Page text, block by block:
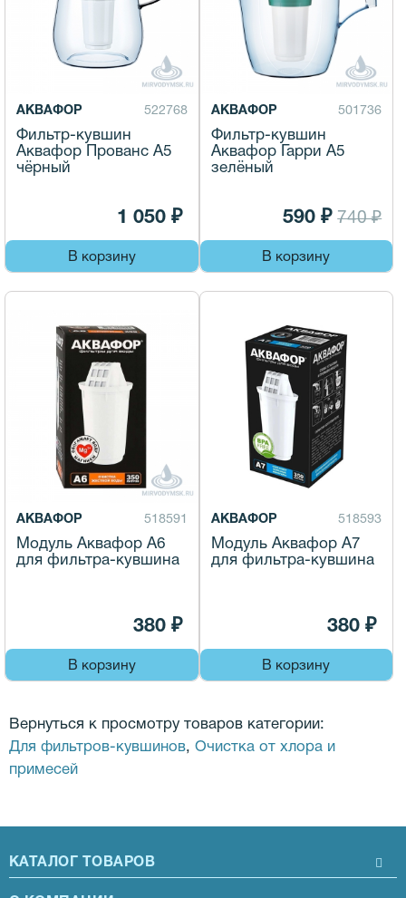
АКВАФОР 522768
Фильтр-кувшин
Аквафор Прованс А5
чёрный
1 050 ₽
В корзину
АКВАФОР 501736
Фильтр-кувшин
Аквафор Гарри А5
зелёный
590 ₽ 740 ₽
В корзину
АКВАФОР 518591
Модуль Аквафор A6
для фильтра-кувшина
380 ₽
В корзину
АКВАФОР 518593
Модуль Аквафор A7
для фильтра-кувшина
380 ₽
В корзину
Вернуться к просмотру товаров категории:
Для фильтров-кувшинов, Очистка от хлора и
примесей
КАТАЛОГ ТОВАРОВ